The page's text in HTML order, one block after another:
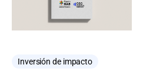
Inversión de impacto